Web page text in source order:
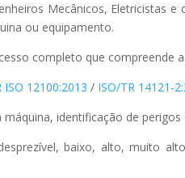
Mecânicos, Eletricistas
ou equipamento.
completo que compreende
12100:2013 / ISO/TR 14121-
identificação de
baixo, alto, muito